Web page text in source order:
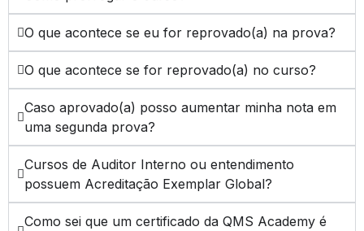
O que acontece se eu for reprovado(a) na prova?
O que acontece se for reprovado(a) no curso?
Caso aprovado(a) posso aumentar minha nota em
uma segunda prova?
Cursos de Auditor Interno ou entendimento
possuem Acreditação Exemplar Global?
Como sei que um certificado da QMS Academy é